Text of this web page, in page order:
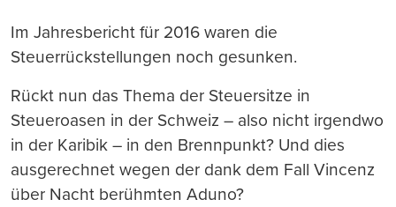
Im Jahresbericht für 2016 waren die
Steuerrückstellungen noch gesunken.
Rückt nun das Thema der Steuersitze in
Steueroasen in der Schweiz – also nicht irgendwo
in der Karibik – in den Brennpunkt? Und dies
ausgerechnet wegen der dank dem Fall Vincenz
über Nacht berühmten Aduno?